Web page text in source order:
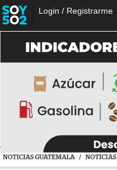
Login / Registrarme
NOTICIAS GUATEMALA / NOTICIAS